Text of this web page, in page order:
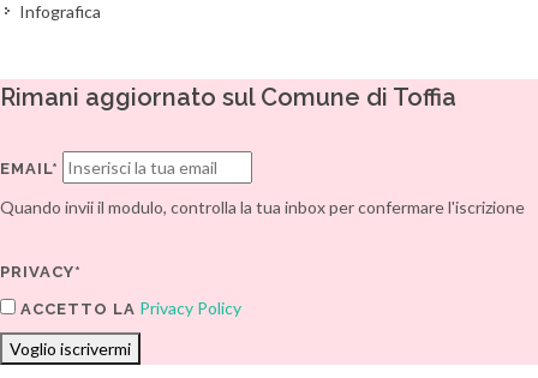
Infografica
Rimani aggiornato sul Comune di Toffia
EMAIL*
Quando invii il modulo, controlla la tua inbox per confermare l'iscrizione
PRIVACY*
ACCETTO LA Privacy Policy
Voglio iscrivermi